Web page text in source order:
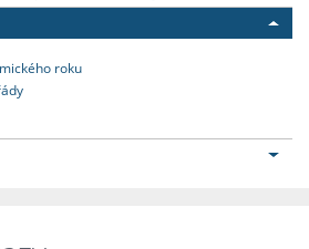
roku